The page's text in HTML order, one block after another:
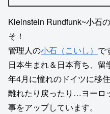
Kleinstein Rundfunk~小石
そ！
管理人の小石（こいし） で
日本生まれ＆日本育ち、
年4月に憧れのドイツに移
離れたり戻ったり…ヨーロ
事をアップしています。